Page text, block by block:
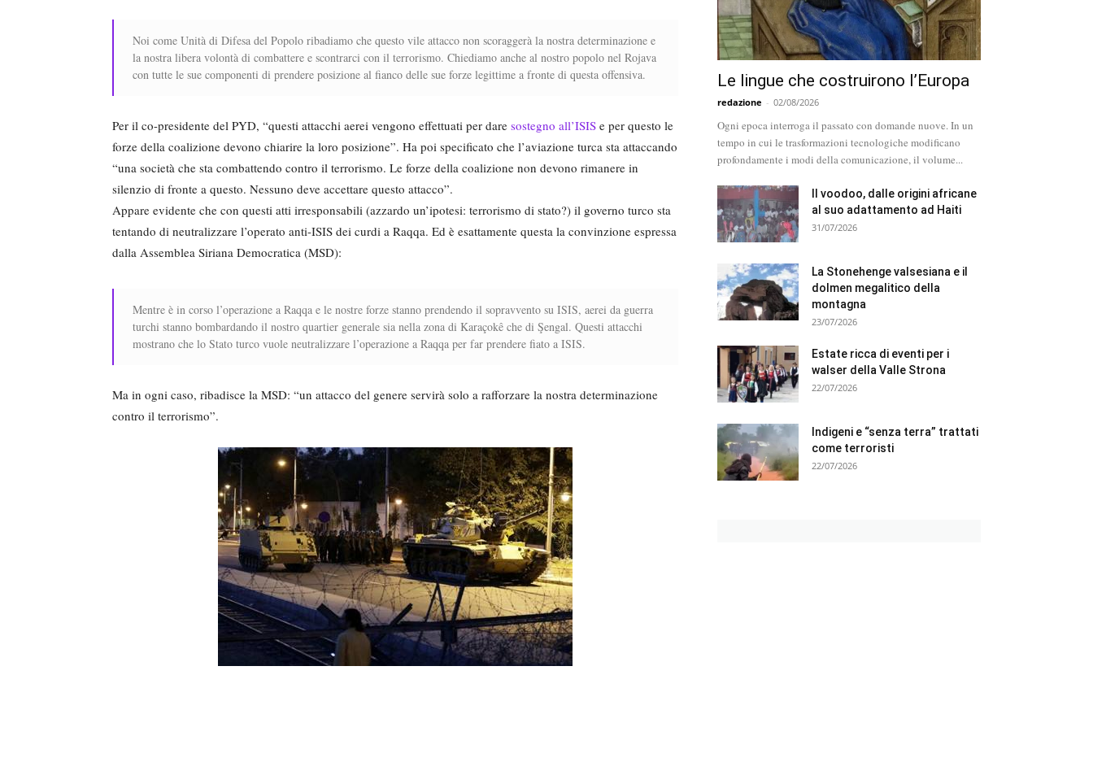
Noi come Unità di Difesa del Popolo ribadiamo che questo vile attacco non scoraggerà la nostra determinazione e
la nostra libera volontà di combattere e scontrarci con il terrorismo. Chiediamo anche al nostro popolo nel Rojava
con tutte le sue componenti di prendere posizione al fianco delle sue forze legittime a fronte di questa offensiva.
Per il co-presidente del PYD, “questi attacchi aerei vengono effettuati per dare sostegno all’ISIS e per questo le
forze della coalizione devono chiarire la loro posizione”. Ha poi specificato che l’aviazione turca sta attaccando
“una società che sta combattendo contro il terrorismo. Le forze della coalizione non devono rimanere in
silenzio di fronte a questo. Nessuno deve accettare questo attacco”.
Appare evidente che con questi atti irresponsabili (azzardo un’ipotesi: terrorismo di stato?) il governo turco sta
tentando di neutralizzare l’operato anti-ISIS dei curdi a Raqqa. Ed è esattamente questa la convinzione espressa
dalla Assemblea Siriana Democratica (MSD):
Mentre è in corso l’operazione a Raqqa e le nostre forze stanno prendendo il sopravvento su ISIS, aerei da guerra
turchi stanno bombardando il nostro quartier generale sia nella zona di Karaçokê che di Şengal. Questi attacchi
mostrano che lo Stato turco vuole neutralizzare l’operazione a Raqqa per far prendere fiato a ISIS.
Ma in ogni caso, ribadisce la MSD: “un attacco del genere servirà solo a rafforzare la nostra determinazione
contro il terrorismo”.
Le lingue che costruirono l’Europa
redazione - 02/08/2026
Ogni epoca interroga il passato con domande nuove. In un
tempo in cui le trasformazioni tecnologiche modificano
profondamente i modi della comunicazione, il volume...
Il voodoo, dalle origini africane
al suo adattamento ad Haiti
31/07/2026
La Stonehenge valsesiana e il
dolmen megalitico della
montagna
23/07/2026
Estate ricca di eventi per i
walser della Valle Strona
22/07/2026
Indigeni e “senza terra” trattati
come terroristi
22/07/2026